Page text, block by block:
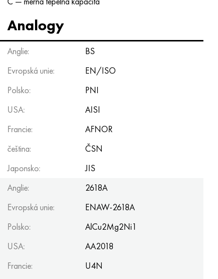
Analogy
Anglie:
BS
Evropská unie:
EN/ISO
Polsko:
PNI
USA:
AISI
Francie:
AFNOR
čeština:
ČSN
Japonsko:
JIS
Anglie:
2618A
Evropská unie:
ENAW-2618A
Polsko:
AlCu2Mg2Ni1
USA:
AA2018
Francie:
U4N